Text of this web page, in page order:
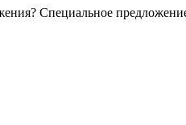
Специальное